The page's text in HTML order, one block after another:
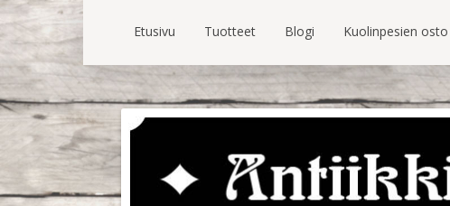
Etusivu Tuotteet Blogi Kuolinpesien osto